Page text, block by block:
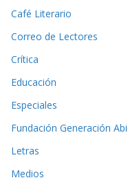
Café Literario
Correo de Lectores
Crítica
Educación
Especiales
Fundación Generación
Letras
Medios